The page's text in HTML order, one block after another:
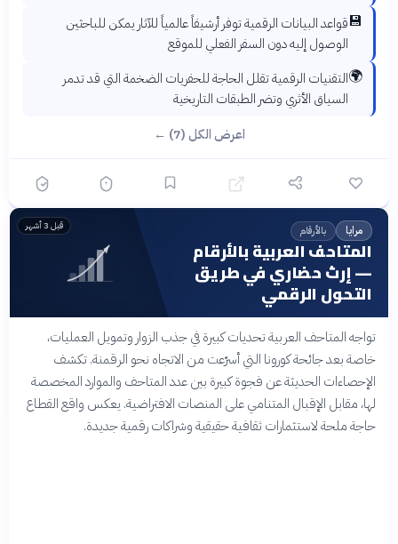
💾قواعد البيانات الرقمية توفر أرشيفاً عالمياً للآثار يمكن للباحثين
الوصول إليه دون السفر الفعلي للموقع
🌍التقنيات الرقمية تقلل الحاجة للحفريات الضخمة التي قد تدمر
السياق الأثري وتضر الطبقات التاريخية
اعرض الكل (7) ←
مرايا بالأرقام
المتاحف العربية بالأرقام
— إرث حضاري في طريق
التحول الرقمي
قبل 3 أشهر
تواجه المتاحف العربية تحديات كبيرة في جذب الزوار وتمويل العمليات،
خاصة بعد جائحة كورونا التي أسرّعت من الاتجاه نحو الرقمنة. تكشف
الإحصاءات الحديثة عن فجوة كبيرة بين عدد المتاحف والموارد المخصصة
لها، مقابل الإقبال المتنامي على المنصات الافتراضية. يعكس واقع القطاع
حاجة ملحة لاستثمارات ثقافية حقيقية وشراكات رقمية جديدة.